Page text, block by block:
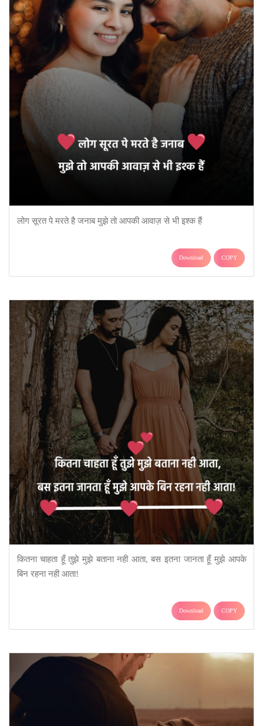
लोग सूरत पे मरते है जनाब मुझे तो आपकी आवाज़ से भी इश्क हैं
Download COPY
कितना चाहता हूँ तुझे मुझे बताना नही आता, बस इतना जानता हूँ मुझे आपके
बिन रहना नही आता!
Download COPY